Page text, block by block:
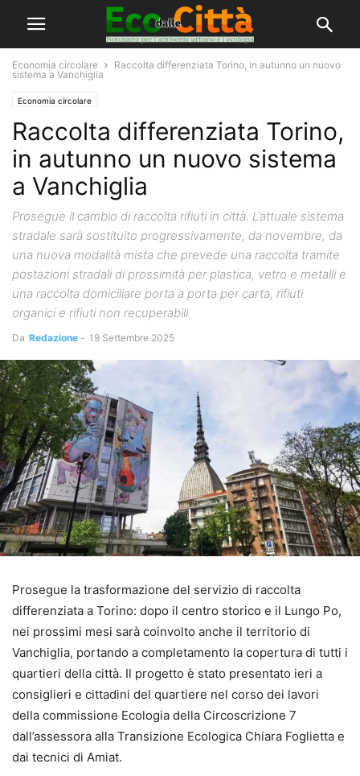
Economia circolare
Raccolta differenziata Torino, in autunno un nuovo
sistema a Vanchiglia
Economia circolare
Raccolta differenziata Torino,
in autunno un nuovo sistema
a Vanchiglia
Prosegue il cambio di raccolta rifiuti in città. L’attuale sistema
stradale sarà sostituito progressivamente, da novembre, da
una nuova modalità mista che prevede una raccolta tramite
postazioni stradali di prossimità per plastica, vetro e metalli e
una raccolta domiciliare porta a porta per carta, rifiuti
organici e rifiuti non recuperabili
Da Redazione - 19 Settembre 2025
Prosegue la trasformazione del servizio di raccolta
differenziata a Torino: dopo il centro storico e il Lungo Po,
nei prossimi mesi sarà coinvolto anche il territorio di
Vanchiglia, portando a completamento la copertura di tutti i
quartieri della città. Il progetto è stato presentato ieri a
consiglieri e cittadini del quartiere nel corso dei lavori
della commissione Ecologia della Circoscrizione 7
dall’assessora alla Transizione Ecologica Chiara Foglietta e
dai tecnici di Amiat.